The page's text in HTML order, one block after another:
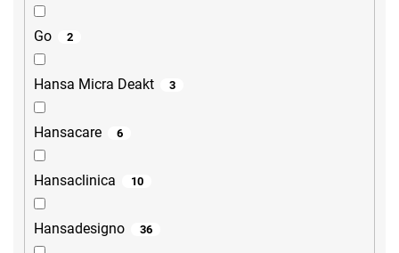
Go 2
Hansa Micra Deakt 3
Hansacare 6
Hansaclinica 10
Hansadesigno 36